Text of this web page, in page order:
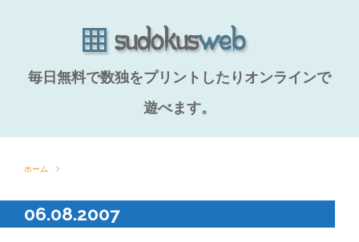
毎日無料で数独をプリントしたりオンラインで
遊べます。
ホーム
06.08.2007